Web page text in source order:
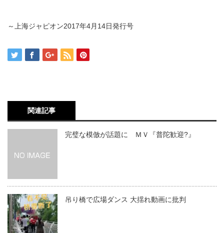
～上海ジャピオン2017年4月14日発行号
関連記事
完璧な模倣が話題に ＭＶ『普陀歓迎?』
吊り橋で広場ダンス 大揺れ動画に批判